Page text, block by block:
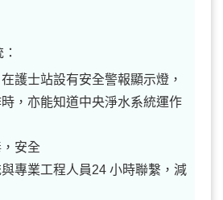
護士站設有安全警報顯示燈，
，亦能知道中央淨水系統運作
安全
專業工程人員24 小時聯繫，減